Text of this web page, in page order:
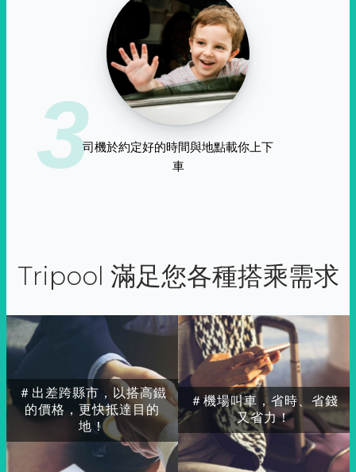
3司機於約定好的時間與地點載你上下
車
Tripool 滿足您各種搭乘需求
＃出差跨縣市，以搭高鐵
的價格，更快抵達目的
地！
＃機場叫車，省時、省錢
又省力！